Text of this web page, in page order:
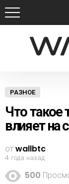
РАЗНОЕ
Что такое
влияет на
отwallbtc
4 года назад
500